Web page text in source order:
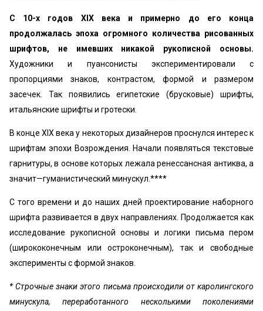
С 10-х годов XIX века и примерно до его конца
продолжалась эпоха огромного количества рисованных
шрифтов, не имевших никакой рукописной основы.
Художники и пуансонисты экспериментировали с
пропорциями знаков, контрастом, формой и размером
засечек. Так появились египетские (брусковые) шрифты,
итальянские шрифты и гротески.
В конце XIX века у некоторых дизайнеров проснулся интерес к
шрифтам эпохи Возрождения. Начали появляться текстовые
гарнитуры, в основе которых лежала ренессансная антиква, а
значит—гуманистический минускул.****
С того времени и до наших дней проектирование наборного
шрифта развивается в двух направлениях. Продолжается как
исследование рукописной основы и логики письма пером
(ширококонечным или остроконечным), так и свободные
эксперименты с формой знаков.
* Строчные знаки этого письма происходили от каролингского
минускула, переработанного несколькими поколениями